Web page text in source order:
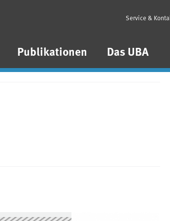
Publikationen Das UBA
Service &